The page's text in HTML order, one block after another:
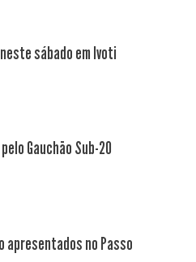
sábado em Ivoti
Gauchão Sub-20
apresentados no Passo